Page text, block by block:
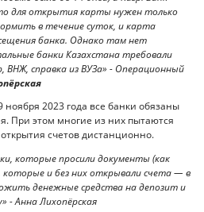
для открытия карты нужен только
в течение суток, и карта
банка. Однако там нет
банки Казахстана требовали
ВНЖ, справка из ВУЗа» - Операционный
2023 года все банки обязаны
При этом многие из них пытаются
счетов дистанционно.
которые просили документы (как
и без них открывали счета — в
денежные средства на депозит и
- Анна Лихопёрская